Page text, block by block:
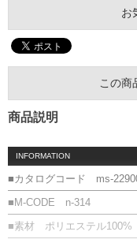
お
この商
商品説明
INFORMATION
■カタログコード ms-
■M-CODE n-314
■素材 ポリエステル100%